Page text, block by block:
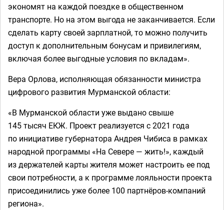
экономят на каждой поездке в общественном
транспорте. Но на этом выгода не заканчивается. Если
сделать карту своей зарплатной, то можно получить
доступ к дополнительным бонусам и привилегиям,
включая более выгодные условия по вкладам».
Вера Орлова, исполняющая обязанности министра
цифрового развития Мурманской области:
«В Мурманской области уже выдано свыше
145 тысяч ЕКЖ. Проект реализуется с 2021 года
по инициативе губернатора Андрея Чибиса в рамках
народной программы «На Севере — жить!», каждый
из держателей карты жителя может настроить ее под
свои потребности, а к программе лояльности проекта
присоединились уже более 100 партнёров-компаний
региона».